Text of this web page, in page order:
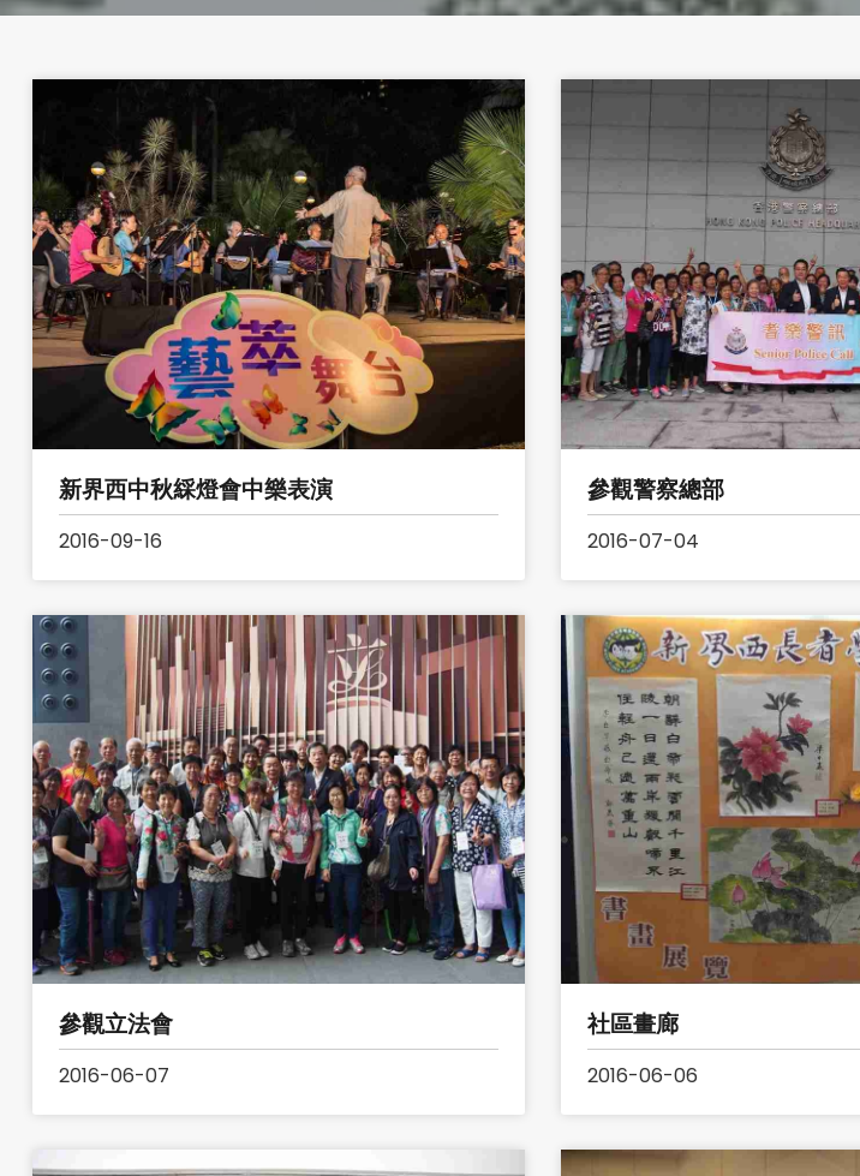
新界西中秋綵燈會中樂表演
2016-09-16
參觀警察總部
2016-07-04
參觀立法會
2016-06-07
社區畫廊
2016-06-06